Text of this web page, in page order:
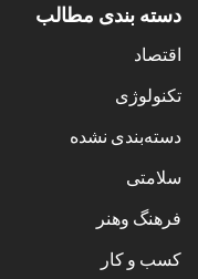
دسته بندی مطالب
اقتصاد
تکنولوژی
دسته‌بندی نشده
سلامتی
فرهنگ وهنر
کسب و کار